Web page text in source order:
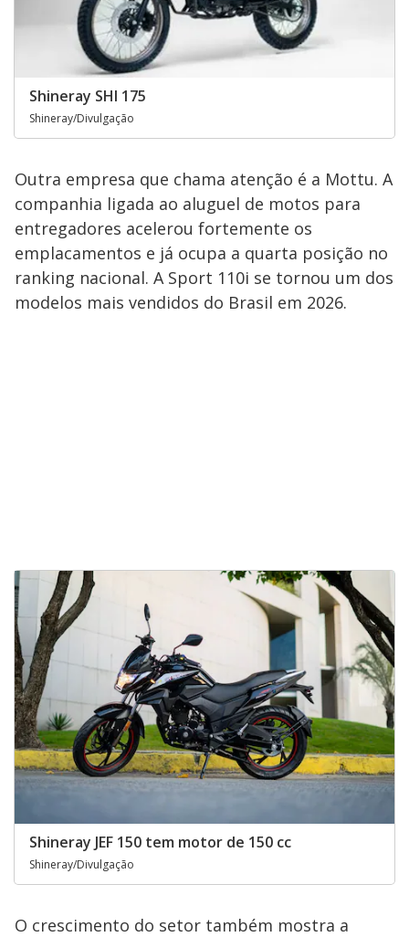
Shineray SHI 175
Shineray/Divulgação
Outra empresa que chama atenção é a Mottu. A
companhia ligada ao aluguel de motos para
entregadores acelerou fortemente os
emplacamentos e já ocupa a quarta posição no
ranking nacional. A Sport 110i se tornou um dos
modelos mais vendidos do Brasil em 2026.
Shineray JEF 150 tem motor de 150 cc
Shineray/Divulgação
O crescimento do setor também mostra a